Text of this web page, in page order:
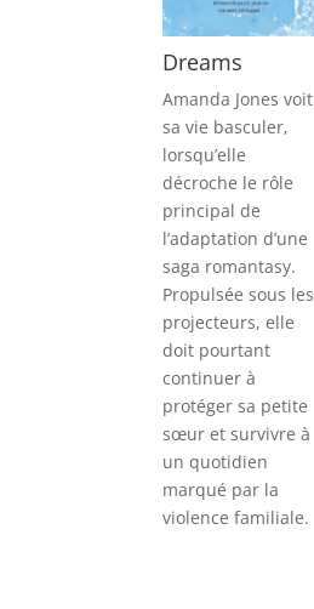
Dreams
Amanda Jones voit
sa vie basculer,
lorsqu’elle
décroche le rôle
principal de
l’adaptation d’une
saga romantasy.
Propulsée sous les
projecteurs, elle
doit pourtant
continuer à
protéger sa petite
sœur et survivre à
un quotidien
marqué par la
violence familiale.